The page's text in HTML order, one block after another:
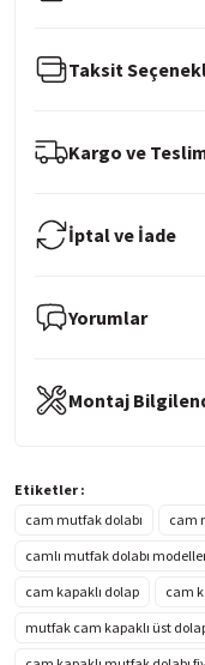
Taksit
Kargo ve
İptal ve İade
Yorumlar
Montaj
Etiketler :
cam mutfak dolabı
cam
camlı mutfak dolabı
cam kapaklı dolap
cam
mutfak cam kapaklı üst